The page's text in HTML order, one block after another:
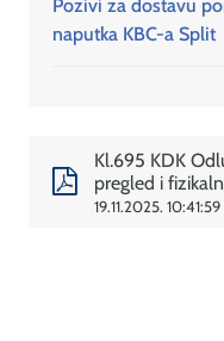
Pozivi za dostavu
naputka KBC-a Split
Kl.695 KDK
pregled i
19.11.2025. 10:41:59